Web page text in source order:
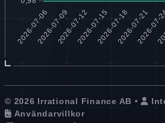
© 2026 Irrational Finance AB •
Användarvillkor